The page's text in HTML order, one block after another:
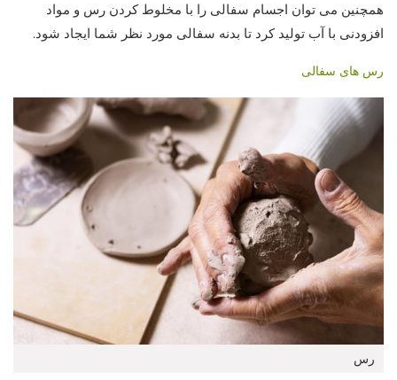
همچنین می توان اجسام سفالی را با مخلوط کردن رس و مواد
افزودنی با آب تولید کرد تا بدنه سفالی مورد نظر شما ایجاد شود.
رس های سفالی
رس